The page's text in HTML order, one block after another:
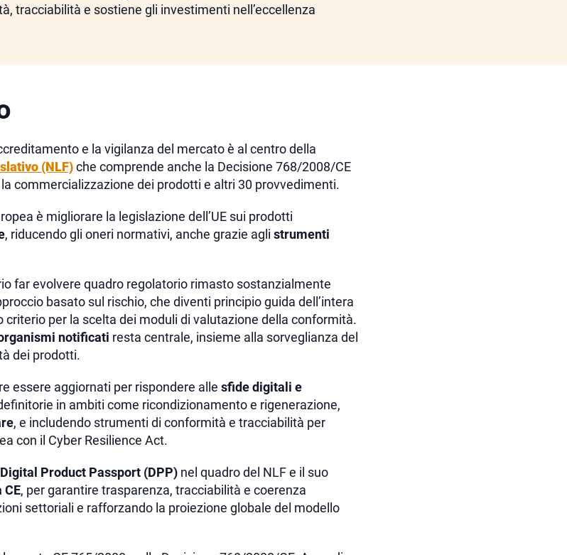
tracciabilità e sostiene gli investimenti nell’eccellenza
e la vigilanza del mercato è al centro della
(NLF)che comprende anche la Decisione 768/2008/CE
commercializzazione dei prodotti e altri 30 provvedimenti.
è migliorare la legislazione dell’UE sui prodotti
, riducendo gli oneri normativi, anche grazie agli strumenti
far evolvere quadro regolatorio rimasto sostanzialmente
basato sul rischio, che diventi principio guida dell’intera
per la scelta dei moduli di valutazione della conformità.
notificati resta centrale, insieme alla sorveglianza del
dei prodotti.
essere aggiornati per rispondere alle sfide digitali e
in ambiti come ricondizionamento e rigenerazione,
, e includendo strumenti di conformità e tracciabilità per
con il Cyber Resilience Act.
Digital Product Passport (DPP) nel quadro del NLF e il suo
CE, per garantire trasparenza, tracciabilità e coerenza
settoriali e rafforzando la proiezione globale del modello